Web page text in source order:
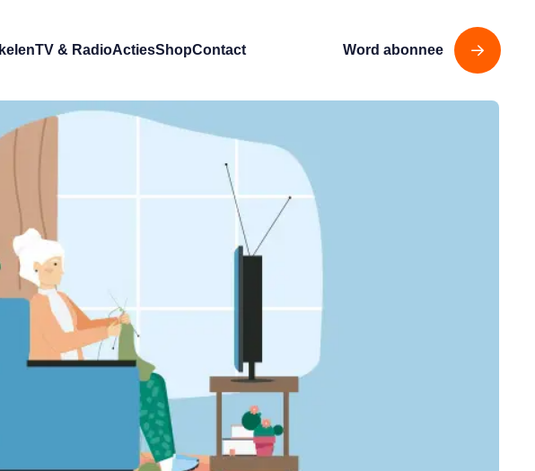
TV & RadioActiesShopContact Word abonnee